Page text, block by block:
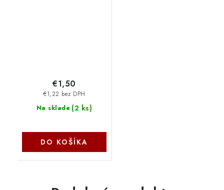
Na sklade (2 ks)
€1,22 bez DPH
€1,50
DO KOŠÍKA